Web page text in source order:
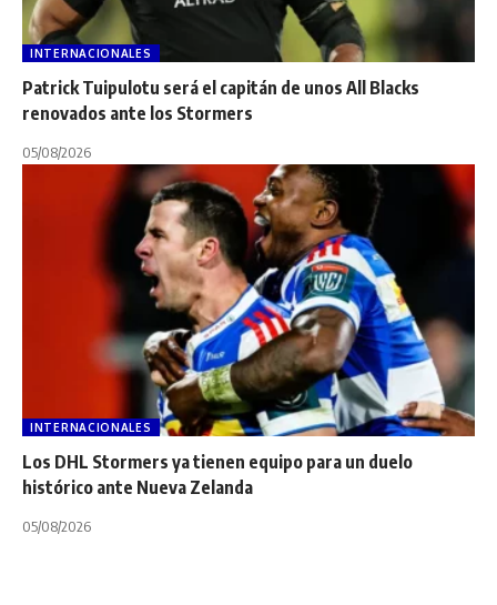
INTERNACIONALES
Patrick Tuipulotu será el capitán de unos All Blacks
renovados ante los Stormers
05/08/2026
INTERNACIONALES
Los DHL Stormers ya tienen equipo para un duelo
histórico ante Nueva Zelanda
05/08/2026